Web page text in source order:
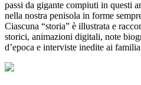
passi da gigante compiuti in questi
nella nostra penisola in forme
Ciascuna “storia” è illustrata e
storici, animazioni digitali, note
d’epoca e interviste inedite ai